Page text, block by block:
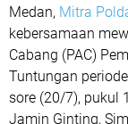
Medan, Mitra
kebersamaan
Cabang (PAC)
Tuntungan
sore (20/7), pukul
Jamin Ginting,